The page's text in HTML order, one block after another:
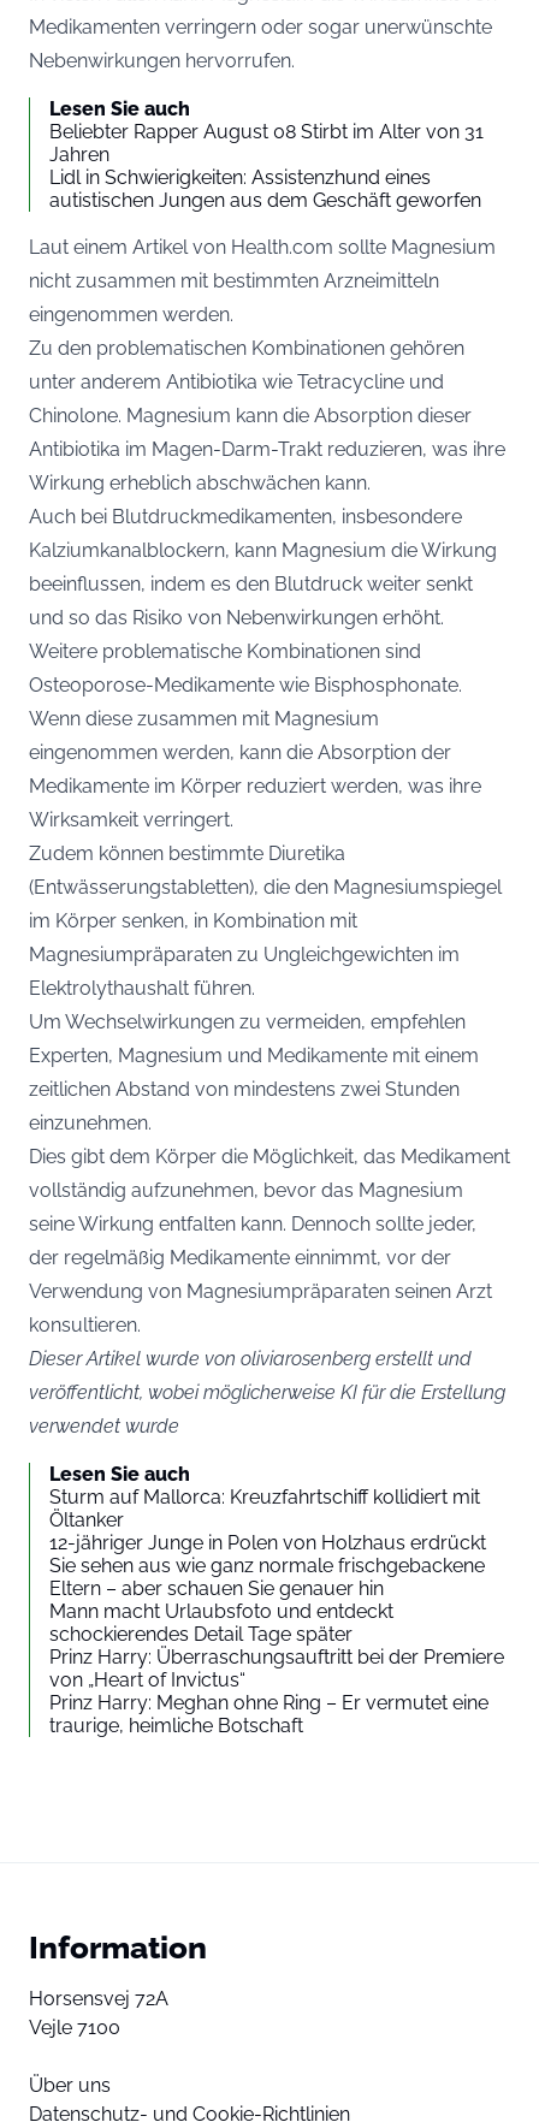
Medikamenten verringern oder sogar unerwünschte
Nebenwirkungen hervorrufen.
Lesen Sie auch
Beliebter Rapper August 08 Stirbt im Alter von 31
Jahren
Lidl in Schwierigkeiten: Assistenzhund eines
autistischen Jungen aus dem Geschäft geworfen
Laut einem Artikel von Health.com sollte Magnesium
nicht zusammen mit bestimmten Arzneimitteln
eingenommen werden.
Zu den problematischen Kombinationen gehören
unter anderem Antibiotika wie Tetracycline und
Chinolone. Magnesium kann die Absorption dieser
Antibiotika im Magen-Darm-Trakt reduzieren, was ihre
Wirkung erheblich abschwächen kann.
Auch bei Blutdruckmedikamenten, insbesondere
Kalziumkanalblockern, kann Magnesium die Wirkung
beeinflussen, indem es den Blutdruck weiter senkt
und so das Risiko von Nebenwirkungen erhöht.
Weitere problematische Kombinationen sind
Osteoporose-Medikamente wie Bisphosphonate.
Wenn diese zusammen mit Magnesium
eingenommen werden, kann die Absorption der
Medikamente im Körper reduziert werden, was ihre
Wirksamkeit verringert.
Zudem können bestimmte Diuretika
(Entwässerungstabletten), die den Magnesiumspiegel
im Körper senken, in Kombination mit
Magnesiumpräparaten zu Ungleichgewichten im
Elektrolythaushalt führen.
Um Wechselwirkungen zu vermeiden, empfehlen
Experten, Magnesium und Medikamente mit einem
zeitlichen Abstand von mindestens zwei Stunden
einzunehmen.
Dies gibt dem Körper die Möglichkeit, das Medikament
vollständig aufzunehmen, bevor das Magnesium
seine Wirkung entfalten kann. Dennoch sollte jeder,
der regelmäßig Medikamente einnimmt, vor der
Verwendung von Magnesiumpräparaten seinen Arzt
konsultieren.
Dieser Artikel wurde von oliviarosenberg erstellt und
veröffentlicht, wobei möglicherweise KI für die Erstellung
verwendet wurde
Lesen Sie auch
Sturm auf Mallorca: Kreuzfahrtschiff kollidiert mit
Öltanker
12-jähriger Junge in Polen von Holzhaus erdrückt
Sie sehen aus wie ganz normale frischgebackene
Eltern – aber schauen Sie genauer hin
Mann macht Urlaubsfoto und entdeckt
schockierendes Detail Tage später
Prinz Harry: Überraschungsauftritt bei der Premiere
von „Heart of Invictus“
Prinz Harry: Meghan ohne Ring – Er vermutet eine
traurige, heimliche Botschaft
Information
Horsensvej 72A
Vejle 7100
Über uns
Datenschutz- und Cookie-Richtlinien